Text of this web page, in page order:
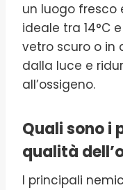
un luogo fresco
ideale tra 14°C
vetro scuro o in
dalla luce e
all’ossigeno.
Quali sono i
qualità
I principali